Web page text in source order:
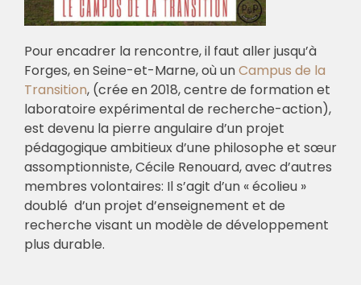
Pour encadrer la rencontre, il faut aller jusqu’à
Forges, en Seine-et-Marne, où unCampus de la
Transition, (crée en 2018, centre de formation et
laboratoire expérimental de recherche-action),
est devenu la pierre angulaire d’un projet
pédagogique ambitieux d’une philosophe et sœur
assomptionniste, Cécile Renouard, avec d’autres
membres volontaires: Il s’agit d’un « écolieu »
doublé d’un projet d’enseignement et de
recherche visant un modèle de développement
plus durable.